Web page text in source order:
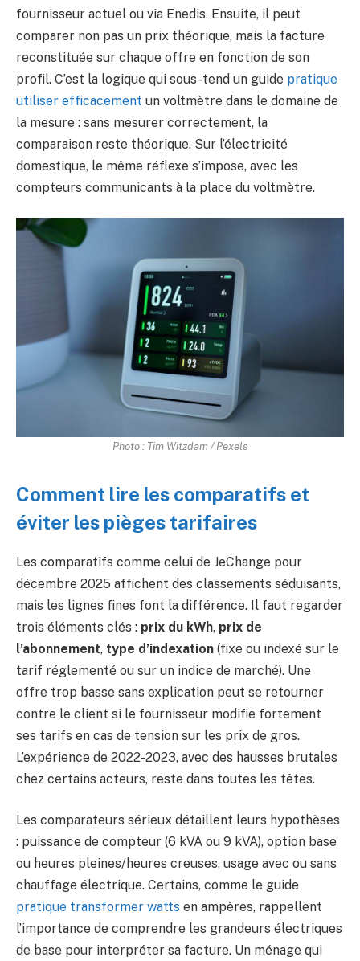
fournisseur actuel ou via Enedis. Ensuite, il peut
comparer non pas un prix théorique, mais la facture
reconstituée sur chaque offre en fonction de son
profil. C’est la logique qui sous-tend un guide pratique
utiliser efficacement un voltmètre dans le domaine de
la mesure : sans mesurer correctement, la
comparaison reste théorique. Sur l’électricité
domestique, le même réflexe s’impose, avec les
compteurs communicants à la place du voltmètre.
Photo : Tim Witzdam / Pexels
Comment lire les comparatifs et
éviter les pièges tarifaires
Les comparatifs comme celui de JeChange pour
décembre 2025 affichent des classements séduisants,
mais les lignes fines font la différence. Il faut regarder
trois éléments clés : prix du kWh, prix de
l’abonnement, type d’indexation (fixe ou indexé sur le
tarif réglementé ou sur un indice de marché). Une
offre trop basse sans explication peut se retourner
contre le client si le fournisseur modifie fortement
ses tarifs en cas de tension sur les prix de gros.
L’expérience de 2022-2023, avec des hausses brutales
chez certains acteurs, reste dans toutes les têtes.
Les comparateurs sérieux détaillent leurs hypothèses
: puissance de compteur (6 kVA ou 9 kVA), option base
ou heures pleines/heures creuses, usage avec ou sans
chauffage électrique. Certains, comme le guide
pratique transformer watts en ampères, rappellent
l’importance de comprendre les grandeurs électriques
de base pour interpréter sa facture. Un ménage qui